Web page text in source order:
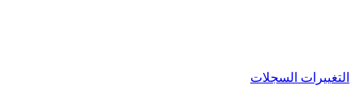
التغييرات السجلات